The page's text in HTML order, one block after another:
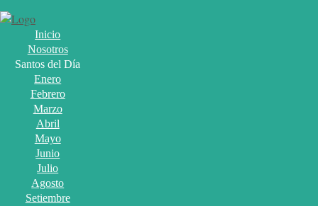
Inicio
Nosotros
Santos del Día
Enero
Febrero
Marzo
Abril
Mayo
Junio
Julio
Agosto
Setiembre